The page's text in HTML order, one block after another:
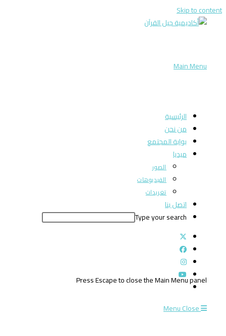
Skip to content
Main Menu
الرئيسية
من نحن
بوابة المجتمع
ميديا
الصور
الفيديوهات
تغريدات
اتصل بنا
Type your search
Press Escape to close the Main Menu panel
MenuClose